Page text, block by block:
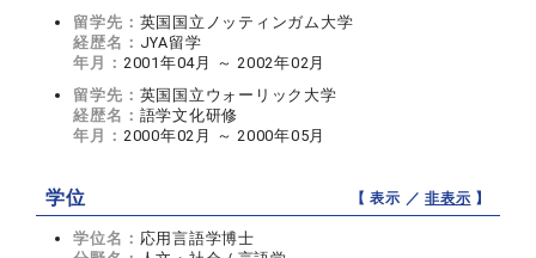
留学先： 英国国立ノッティンガム大学
経歴名： JYA留学
年月： 2001年04月 ～ 2002年02月
留学先： 英国国立ウォーリック大学
経歴名： 語学文化研修
年月： 2000年02月 ～ 2000年05月
学位 【 表示 ／非表示 】
学位名： 応用言語学博士